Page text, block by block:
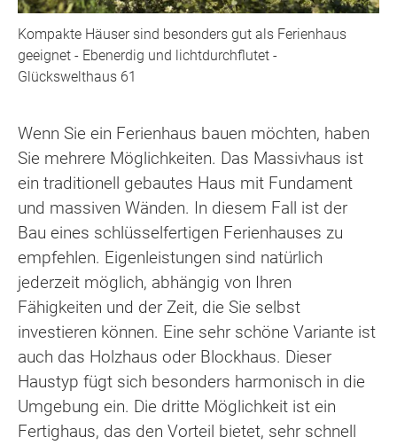
Kompakte Häuser sind besonders gut als Ferienhaus
geeignet - Ebenerdig und lichtdurchflutet -
Glückswelthaus 61
Wenn Sie ein Ferienhaus bauen möchten, haben
Sie mehrere Möglichkeiten. Das Massivhaus ist
ein traditionell gebautes Haus mit Fundament
und massiven Wänden. In diesem Fall ist der
Bau eines schlüsselfertigen Ferienhauses zu
empfehlen. Eigenleistungen sind natürlich
jederzeit möglich, abhängig von Ihren
Fähigkeiten und der Zeit, die Sie selbst
investieren können. Eine sehr schöne Variante ist
auch das Holzhaus oder Blockhaus. Dieser
Haustyp fügt sich besonders harmonisch in die
Umgebung ein. Die dritte Möglichkeit ist ein
Fertighaus, das den Vorteil bietet, sehr schnell